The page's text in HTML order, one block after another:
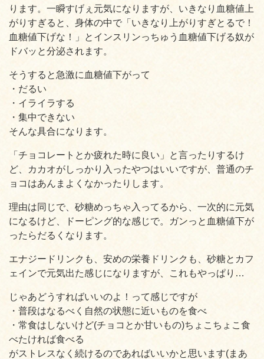
ります。一瞬すげぇ元気になりますが、いきなり血糖値上
がりすぎると、身体の中で「いきなり上がりすぎとるで！
血糖値下げな！」とインスリンっちゅう血糖値下げる奴が
ドバッと分泌されます。
そうすると急激に血糖値下がって
・だるい
・イライラする
・集中できない
そんな具合になります。
「チョコレートとか疲れた時に良い」と言ったりするけ
ど、カカオがしっかり入ったやつはいいですが、普通のチ
ョコはあんまよくなかったりします。
理由は同じで、砂糖めっちゃ入ってるから、一次的に元気
になるけど、ドーピング的な感じで。ガンっと血糖値下が
ったらだるくなります。
エナジードリンクも、安めの栄養ドリンクも、砂糖とカフ
ェインで元気出た感じになりますが、これもやっぱり…
じゃあどうすればいいのよ！って感じですが
・普段はなるべく自然の状態に近いものを食べ
・常食はしないけど(チョコとか甘いもの)ちょこちょこ食
べたければ食べる
がストレスなく続けるのであればいいかと思います(まあ